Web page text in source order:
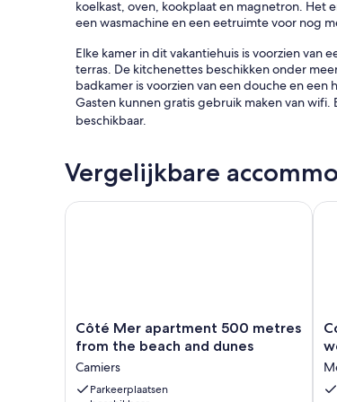
koelkast, oven, kookplaat en magnetron.
een wasmachine en een eetruimte voor nog
Elke kamer in dit vakantiehuis is voorzien
terras. De kitchenettes beschikken onder
badkamer is voorzien van een douche en een
Gasten kunnen gratis gebruik maken van wifi.
beschikbaar.
toepassing.
Vergelijkbare
Côté
Mer
500
metres
Côté Mer apartment 500 metres
from the beach and dunes
Camiers
Parkeerplaatsen
Côté Mer apartment 500 metres from the